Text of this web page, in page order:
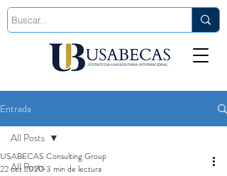
Entrada
All Posts
All Posts
USABECAS Consulting Group
22 oct 20203 min de lectura